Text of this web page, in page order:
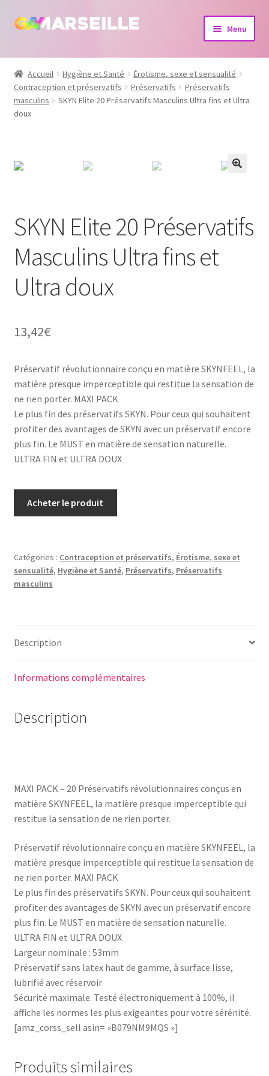
Aller
navigation
Aller
Menu
Boutique
Bijoux
Accueil Hygiène et Santé
Érotisme, sexe et sensualité
Contraception et préservatifs
Préservatifs
Préservatifs
masculins
SKYN Elite 20 Préservatifs Masculins Ultra fins et Ultra
doux
SKYN Elite 20 Préservatifs
Masculins Ultra fins et
Ultra doux
13,42€
Préservatif révolutionnaire conçu en matière SKYNFEEL, la
matière presque imperceptible qui restitue la sensation de
ne rien porter. MAXI PACK
Le plus fin des préservatifs SKYN. Pour ceux qui souhaitent
profiter des avantages de SKYN avec un préservatif encore
plus fin. Le MUST en matière de sensation naturelle.
ULTRA FIN et ULTRA DOUX
Acheter le produit
Catégories : Contraception et préservatifs, Érotisme, sexe et
sensualité, Hygiène et Santé, Préservatifs, Préservatifs
masculins
Description
Informations complémentaires
Description
MAXI PACK – 20 Préservatifs révolutionnaires conçus en
matière SKYNFEEL, la matière presque imperceptible qui
restitue la sensation de ne rien porter.
Préservatif révolutionnaire conçu en matière SKYNFEEL, la
matière presque imperceptible qui restitue la sensation de
ne rien porter. MAXI PACK
Le plus fin des préservatifs SKYN. Pour ceux qui souhaitent
profiter des avantages de SKYN avec un préservatif encore
plus fin. Le MUST en matière de sensation naturelle.
ULTRA FIN et ULTRA DOUX
Largeur nominale : 53mm
Préservatif sans latex haut de gamme, à surface lisse,
lubrifié avec réservoir
Sécurité maximale. Testé électroniquement à 100%, il
affiche les normes les plus exigeantes pour votre sérénité.
[amz_corss_sell asin= »B079NM9MQS »]
Produits similaires